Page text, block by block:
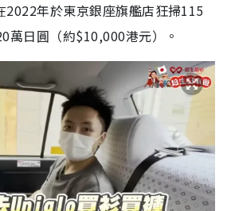
2022年於東京銀座旗艦店狂掃115
萬日圓（約$10,000港元）。